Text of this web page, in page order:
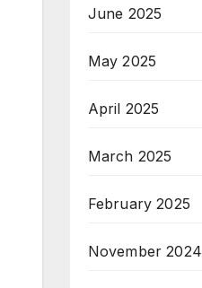
June 2025
May 2025
April 2025
March 2025
February 2025
November 2024